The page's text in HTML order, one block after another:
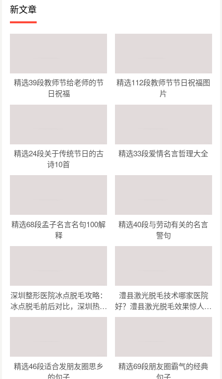
新文章
精选39段教师节给老师的节
日祝福
精选112段教师节节日祝福图
片
精选24段关于传统节日的古
诗10首
精选33段爱情名言哲理大全
精选68段孟子名言名句100解
释
精选40段与劳动有关的名言
警句
深圳整形医院冰点脱毛攻略：
冰点脱毛前后对比，深圳热门
整形医院哪家强？
澧县激光脱毛技术哪家医院
好？澧县激光脱毛效果惊人，
这几家机构让你美丽无忧！
精选46段适合发朋友圈思乡
的句子
精选69段朋友圈霸气的经典
句子